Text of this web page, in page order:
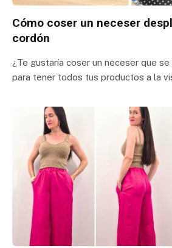
Cómo coser un neceser
cordón
¿Te gustaría coser un neceser que
para tener todos tus productos a la